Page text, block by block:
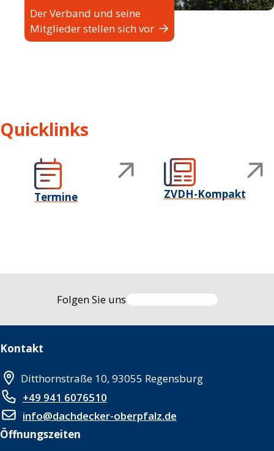
Der Verband und seine
Mitglieder stellen sich vor
Quicklinks
Termine ZVDH-Kompakt
Folgen Sie uns
Kontakt
Ditthornstraße 10, 93055 Regensburg
+49 941 6076510
info@dachdecker-oberpfalz.de
Öffnungszeiten